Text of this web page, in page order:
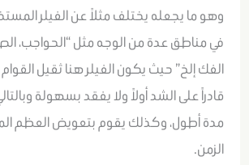
وهو ما يجعله يختلف مثلاً عن الفيلر
في مناطق عدة من الوجه مثل “الحواجب،
الفك إلخ” حيث يكون الفيلر هنا ثقيل
قادراً على الشد أولاً ولا يفقد بسهولة
مدة أطول، وكذلك يقوم بتعويض العظم
الزمن.